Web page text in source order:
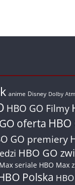
anime Disney Dolby
HBO GO Filmy
oferta HBO
GO premiery
HBO GO
seriale HBO Max
Polska